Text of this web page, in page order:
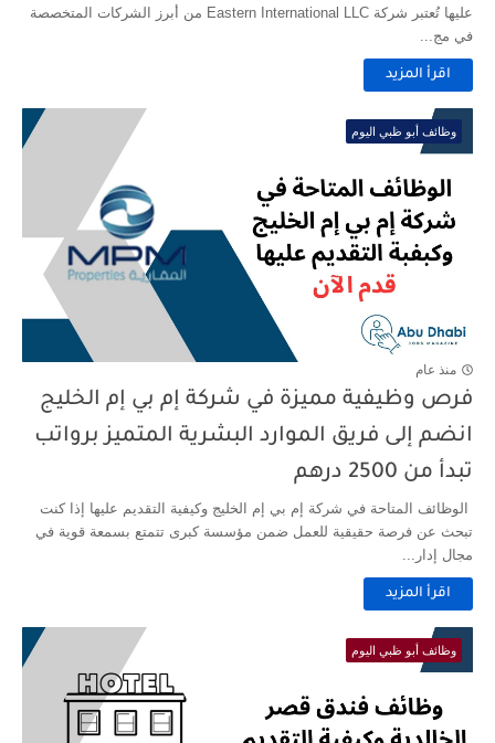
عليها تُعتبر شركة Eastern International LLC من أبرز الشركات المتخصصة
في مج...
اقرأ المزيد
وظائف أبو ظبي اليوم
منذ عام
فرص وظيفية مميزة في شركة إم بي إم الخليج
انضم إلى فريق الموارد البشرية المتميز برواتب
تبدأ من 2500 درهم
الوظائف المتاحة في شركة إم بي إم الخليج وكيفية التقديم عليها إذا كنت
تبحث عن فرصة حقيقية للعمل ضمن مؤسسة كبرى تتمتع بسمعة قوية في
مجال إدار...
اقرأ المزيد
وظائف أبو ظبي اليوم